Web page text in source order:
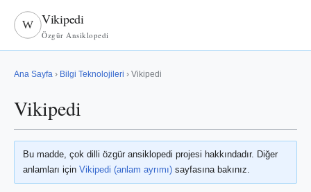
W Vikipedi
Özgür Ansiklopedi
Ana Sayfa › Bilgi Teknolojileri › Vikipedi
Vikipedi
Bu madde, çok dilli özgür ansiklopedi projesi hakkındadır. Diğer
anlamları için Vikipedi (anlam ayrımı) sayfasına bakınız.